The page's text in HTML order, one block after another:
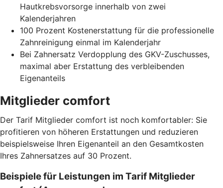
Hautkrebsvorsorge innerhalb von zwei
Kalenderjahren
100 Prozent Kostenerstattung für die professionelle
Zahnreinigung einmal im Kalenderjahr
Bei Zahnersatz Verdopplung des GKV-Zuschusses,
maximal aber Erstattung des verbleibenden
Eigenanteils
Mitglieder comfort
Der Tarif Mitglieder comfort ist noch komfortabler: Sie
profitieren von höheren Erstattungen und reduzieren
beispielsweise Ihren Eigenanteil an den Gesamtkosten
Ihres Zahnersatzes auf 30 Prozent.
Beispiele für Leistungen im Tarif Mitglieder